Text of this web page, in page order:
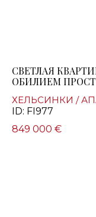
СВЕТЛАЯ
ОБИЛИЕМ
ХЕЛЬСИНКИ /
ID: FI977
849 000 €